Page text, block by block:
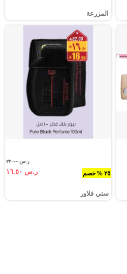
المزرعة
٢٥ % خصم
ر.س ٢٢.٠٠
ر.س ١٦.٥٠
ستي فلاور